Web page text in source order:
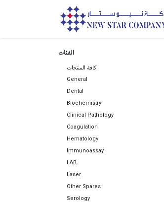
الفئات
كافة المنتجات
General
Dental
Biochemistry
Clinical Pathology
Coagulation
Hematology
Immunoassay
LAB
Laser
Other Spares
Serology